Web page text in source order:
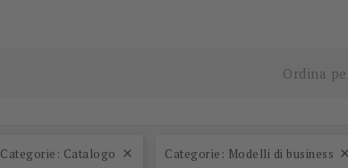
Ordina
Categorie: Catalogo  Categorie: Modelli di business 